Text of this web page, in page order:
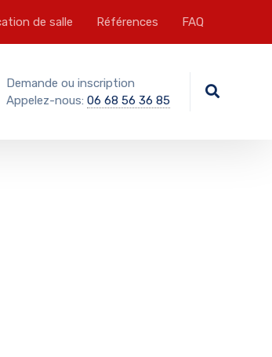
de salle Références FAQ
Demande ou inscription
Appelez-nous: 06 68 56 36 85